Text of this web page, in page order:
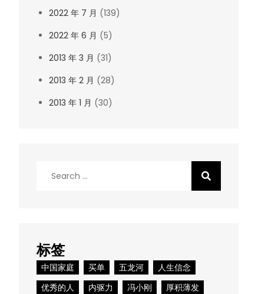
2022 年 7 月 (139)
2022 年 6 月 (5)
2013 年 3 月 (31)
2013 年 2 月 (28)
2013 年 1 月 (30)
标签
中国家庭 买单 五龙河
人生信念
优秀的人
内驱力 冯小刚
厚积薄发